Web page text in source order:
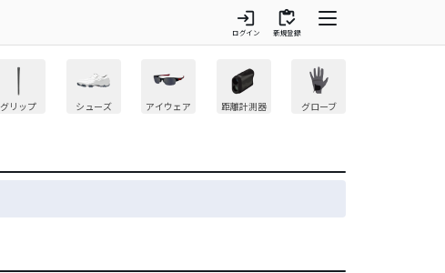
login
ログイン
inventory
新規登録
グリップ シューズ アイウェア 距離計測器 グローブ